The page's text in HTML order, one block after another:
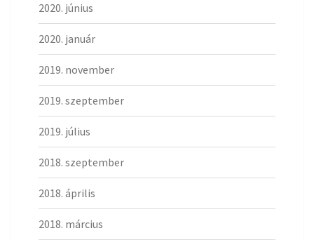
2020. június
2020. január
2019. november
2019. szeptember
2019. július
2018. szeptember
2018. április
2018. március